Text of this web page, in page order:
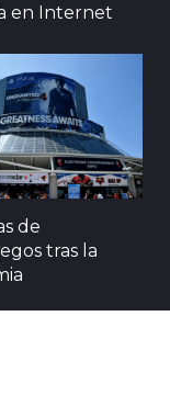
en Internet
de
tras la